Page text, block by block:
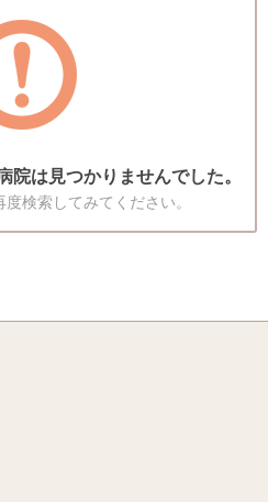
院は見つかりませんでした。
検索してみてください。